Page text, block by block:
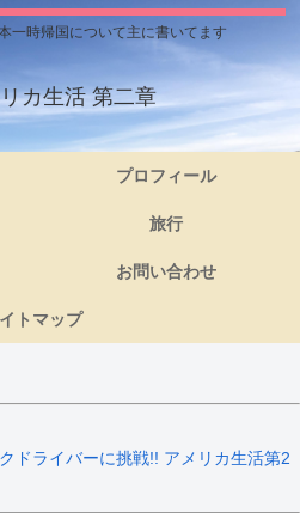
一時帰国について主に書いてます
カ生活 第二章
プロフィール
旅行
お問い合わせ
トマップ
ドライバーに挑戦!! アメリカ生活第2